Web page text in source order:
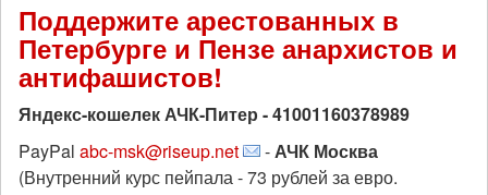
Поддержите арестованных в
Петербурге и Пензе анархистов и
антифашистов!
Яндекс-кошелек АЧК-Питер - 41001160378989
PayPal abc-msk@riseup.net -АЧК Москва
(Внутренний курс пейпала - 73 рублей за евро.